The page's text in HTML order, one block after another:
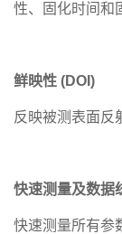
性、固化时间和
鲜映性 (DOI)
反映被测表面反
快速测量及数据
快速测量所有参